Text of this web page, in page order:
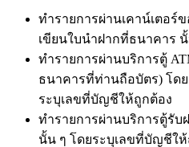
ทำรายการผ่านเคาน์เตอร์
เขียนใบนำฝากที่ธนาคาร
ทำรายการผ่านบริการตู้
ธนาคารที่ท่านถือบัตร) โด
ระบุเลขที่บัญชีให้ถูกต้อง
ทำรายการผ่านบริการตู้รับ
นั้น ๆ โดยระบุเลขที่บัญชีใ